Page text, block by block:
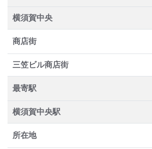
横須賀中央
商店街
三笠ビル商店街
最寄駅
横須賀中央駅
所在地